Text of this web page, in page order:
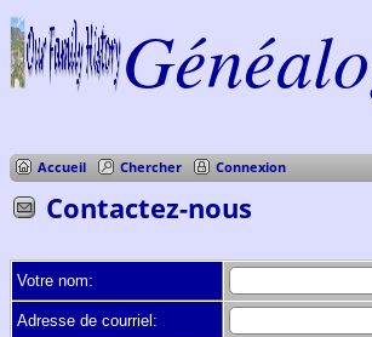
Accueil Chercher Connexion
Contactez-nous
Votre nom:
Adresse de courriel: